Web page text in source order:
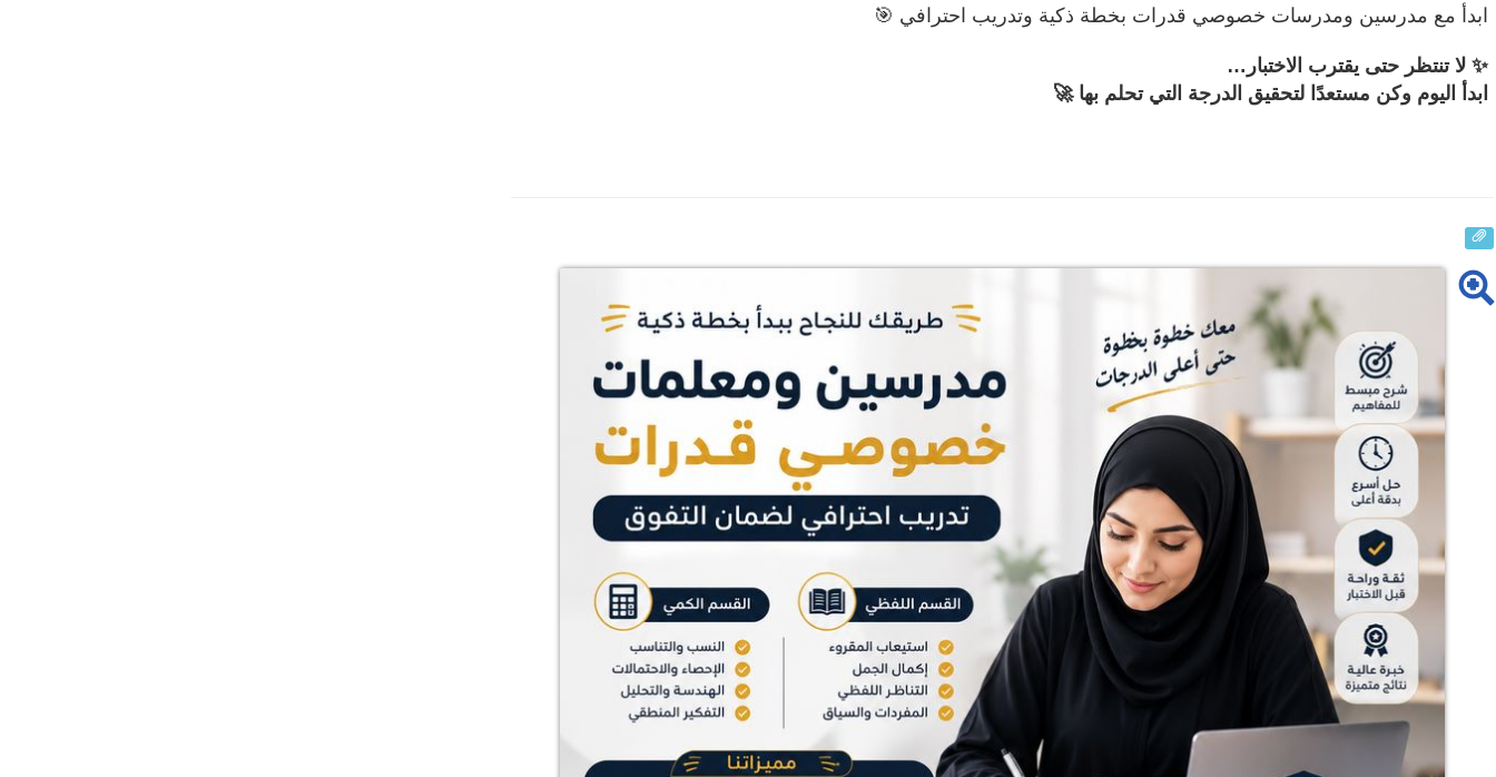
ابدأ مع مدرسين ومدرسات خصوصي قدرات بخطة ذكية وتدريب احترافي 🎯
✨ لا تنتظر حتى يقترب الاختبار…
ابدأ اليوم وكن مستعدًا لتحقيق الدرجة التي تحلم بها 🚀